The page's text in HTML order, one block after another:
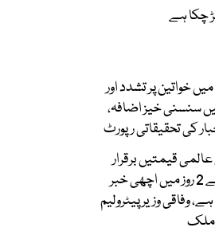
چکا ہے
خواتین پر تشدد اور
سنسنی خیز اضافہ،
کی تحقیقاتی رپورٹ
قیمتیں برقرار
رہیں تو اگلے 2 روز میں اچھی خبر
وفاقی وزیر پیٹرولیم
ملک